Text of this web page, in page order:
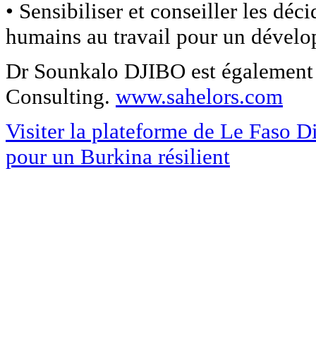
• Sensibiliser et conseiller les
humains au travail pour un
Dr Sounkalo DJIBO est
Consulting. www.sahelors.com
Visiter la plateforme de Le Faso
pour un Burkina résilient